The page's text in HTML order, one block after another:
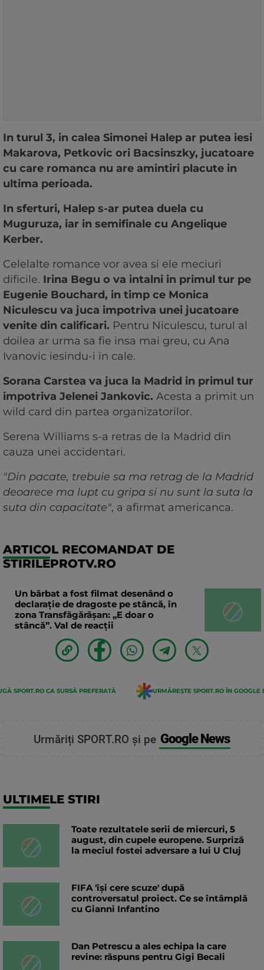
In turul 3, in calea Simonei Halep ar putea iesi
Makarova, Petkovic ori Bacsinszky, jucatoare
cu care romanca nu are amintiri placute in
ultima perioada.
In sferturi, Halep s-ar putea duela cu
Muguruza, iar in semifinale cu Angelique
Kerber.
Celelalte romance vor avea si ele meciuri
dificile. Irina Begu o va intalni in primul tur pe
Eugenie Bouchard, in timp ce Monica
Niculescu va juca impotriva unei jucatoare
venite din calificari. Pentru Niculescu, turul al
doilea ar urma sa fie insa mai greu, cu Ana
Ivanovic iesindu-i in cale.
Sorana Carstea va juca la Madrid in primul tur
impotriva Jelenei Jankovic. Acesta a primit un
wild card din partea organizatorilor.
Serena Williams s-a retras de la Madrid din
cauza unei accidentari.
"Din pacate, trebuie sa ma retrag de la Madrid
deoarece ma lupt cu gripa si nu sunt la suta la
suta din capacitate", a afirmat americanca.
ARTICOL RECOMANDAT DE
STIRILEPROTV.RO
Un bărbat a fost filmat desenând o
declaraţie de dragoste pe stâncă, în
zona Transfăgărăşan: „E doar o
stâncă”. Val de reacții
SPORT.RO CA SURSĂ PREFERATĂ URMĂREȘTE SPORT.RO ÎN GOOGLE
Urmăriți SPORT.RO și pe Google News
ULTIMELE STIRI
Toate rezultatele serii de miercuri, 5
august, din cupele europene. Surpriză
la meciul fostei adversare a lui U Cluj
FIFA 'își cere scuze' după
controversatul proiect. Ce se întâmplă
cu Gianni Infantino
Dan Petrescu a ales echipa la care
revine: răspuns pentru Gigi Becali